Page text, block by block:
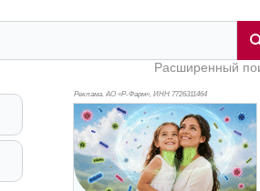
Расширенный
Реклама. АО «Р-Фарм», ИНН 7726311464